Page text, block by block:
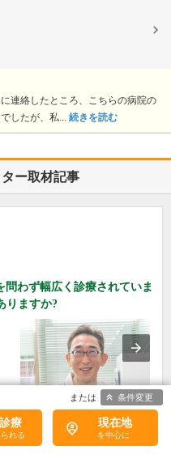
連絡したところ、こちらの病院の
したが、私... 続きを読む
ー取材記事
わず幅広く診療されていま
りますか?
>>記事全文を読む
療 現在地
条件変更